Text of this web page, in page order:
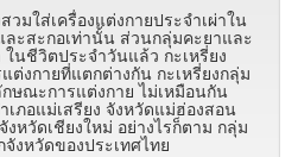
มใส่เครื่องแต่งกายประจำเผ่าใน
ะสะกอเท่านั้น ส่วนกลุ่มคะยาและ
นชีวิตประจำวันแล้ว กะเหรี่ยง
ต่งกายที่แตกต่างกัน กะเหรี่ยงกลุ่ม
ษณะการแต่งกาย ไม่เหมือนกัน
เภอแม่เสรียง จังหวัดแม่ฮ่องสอน
หวัดเชียงใหม่ อย่างไรก็ตาม กลุ่ม
งหวัดของประเทศไทย